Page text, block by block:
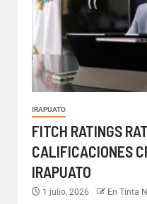
IRAPUATO
FITCH RATINGS
CALIFICACIONES
IRAPUATO
1 julio, 2026 En Tinta